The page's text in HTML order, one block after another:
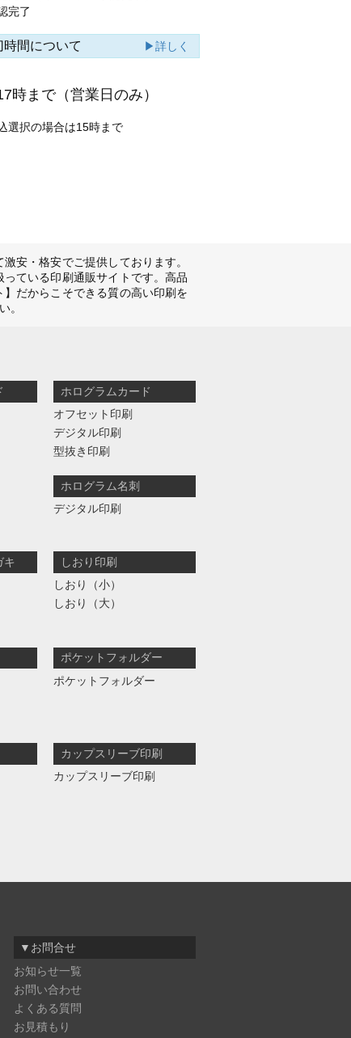
完了
時間について ▶詳しく
時まで（営業日のみ）
選択の場合は15時まで
安・格安でご提供しております。
ている印刷通販サイトです。高品
だからこそできる質の高い印刷を
。
ホログラムカード
オフセット印刷
デジタル印刷
型抜き印刷
ホログラム名刺
デジタル印刷
キ
しおり印刷
しおり（小）
しおり（大）
ポケットフォルダー
ポケットフォルダー
カップスリーブ印刷
カップスリーブ印刷
▼お問合せ
お知らせ一覧
お問い合わせ
よくある質問
お見積もり